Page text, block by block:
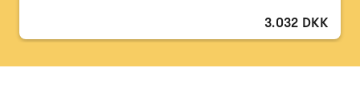
3.032 DKK